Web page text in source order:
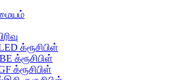
க்ரூசிபிள்
க்ரூசிபிள்
க்ரூசிபிள்